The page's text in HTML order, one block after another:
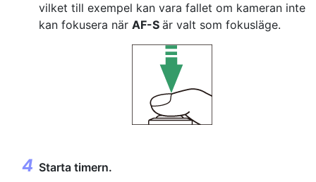
vilket till exempel kan vara fallet om kameran inte
kan fokusera när AF-S är valt som fokusläge.
Starta timern.